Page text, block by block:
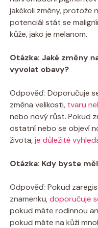
jakékoli změny, protože
potenciál stát se
kůže, jako je melanom.
Otázka: Jaké změny
vyvolat obavy?
Odpověď: Doporučuje
změna velikosti, tvaru
nebo nový růst. Pokud
ostatní nebo se objeví
života,je důležité
Otázka: Kdy byste
Odpověď: Pokud
znamenku,doporučuje
pokud máte rodinnou
pokud máte na kůži